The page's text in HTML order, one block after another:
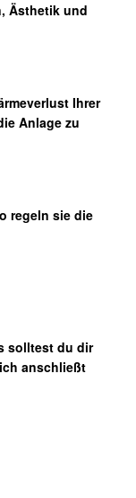
solltest du dir
anschließt
regeln sie die
Ihrer
Anlage zu
Ästhetik und